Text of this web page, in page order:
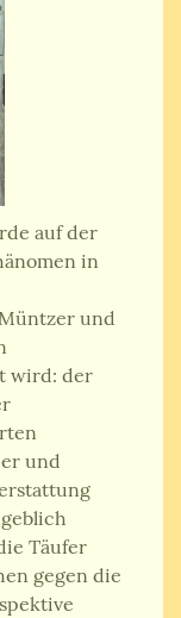
auf der
in
und
wird: der
und
Täufer
gegen die